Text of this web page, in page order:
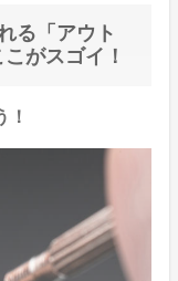
る「アウト
がスゴイ！
！